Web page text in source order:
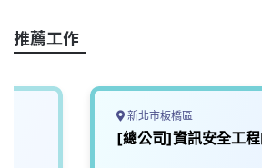
o
k
n
k
推薦工作
新北市板橋區
[總公司]資訊安全工